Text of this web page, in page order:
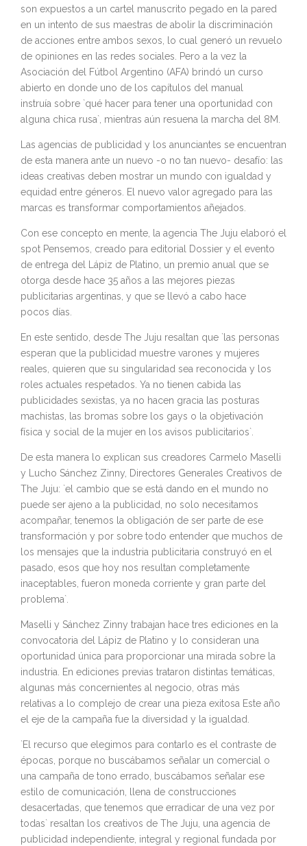
son expuestos a un cartel manuscrito pegado en la pared
en un intento de sus maestras de abolir la discriminación
de acciones entre ambos sexos, lo cual generó un revuelo
de opiniones en las redes sociales. Pero a la vez la
Asociación del Fútbol Argentino (AFA) brindó un curso
abierto en donde uno de los capítulos del manual
instruía sobre `qué hacer para tener una oportunidad con
alguna chica rusa`, mientras aún resuena la marcha del 8M.
Las agencias de publicidad y los anunciantes se encuentran
de esta manera ante un nuevo -o no tan nuevo- desafío: las
ideas creativas deben mostrar un mundo con igualdad y
equidad entre géneros. El nuevo valor agregado para las
marcas es transformar comportamientos añejados.
Con ese concepto en mente, la agencia The Juju elaboró el
spot Pensemos, creado para editorial Dossier y el evento
de entrega del Lápiz de Platino, un premio anual que se
otorga desde hace 35 años a las mejores piezas
publicitarias argentinas, y que se llevó a cabo hace
pocos días.
En este sentido, desde The Juju resaltan que `las personas
esperan que la publicidad muestre varones y mujeres
reales, quieren que su singularidad sea reconocida y los
roles actuales respetados. Ya no tienen cabida las
publicidades sexistas, ya no hacen gracia las posturas
machistas, las bromas sobre los gays o la objetivación
física y social de la mujer en los avisos publicitarios`.
De esta manera lo explican sus creadores Carmelo Maselli
y Lucho Sánchez Zinny, Directores Generales Creativos de
The Juju: `el cambio que se está dando en el mundo no
puede ser ajeno a la publicidad, no solo necesitamos
acompañar, tenemos la obligación de ser parte de ese
transformación y por sobre todo entender que muchos de
los mensajes que la industria publicitaria construyó en el
pasado, esos que hoy nos resultan completamente
inaceptables, fueron moneda corriente y gran parte del
problema`.
Maselli y Sánchez Zinny trabajan hace tres ediciones en la
convocatoria del Lápiz de Platino y lo consideran una
oportunidad única para proporcionar una mirada sobre la
industria. En ediciones previas trataron distintas temáticas,
algunas más concernientes al negocio, otras más
relativas a lo complejo de crear una pieza exitosa Este año
el eje de la campaña fue la diversidad y la igualdad.
`El recurso que elegimos para contarlo es el contraste de
épocas, porque no buscábamos señalar un comercial o
una campaña de tono errado, buscábamos señalar ese
estilo de comunicación, llena de construcciones
desacertadas, que tenemos que erradicar de una vez por
todas` resaltan los creativos de The Juju, una agencia de
publicidad independiente, integral y regional fundada por